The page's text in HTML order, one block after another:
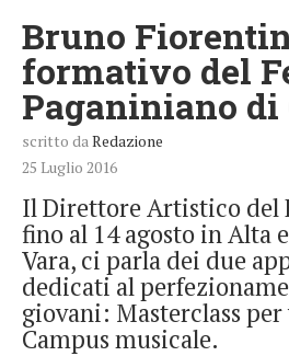
Bruno
formativo del
Paganiniano di
scritto da Redazione
25 Luglio 2016
Il Direttore Artistico del
fino al 14 agosto in Alta
Vara, ci parla dei due
dedicati al
giovani: Masterclass
Campus musicale.